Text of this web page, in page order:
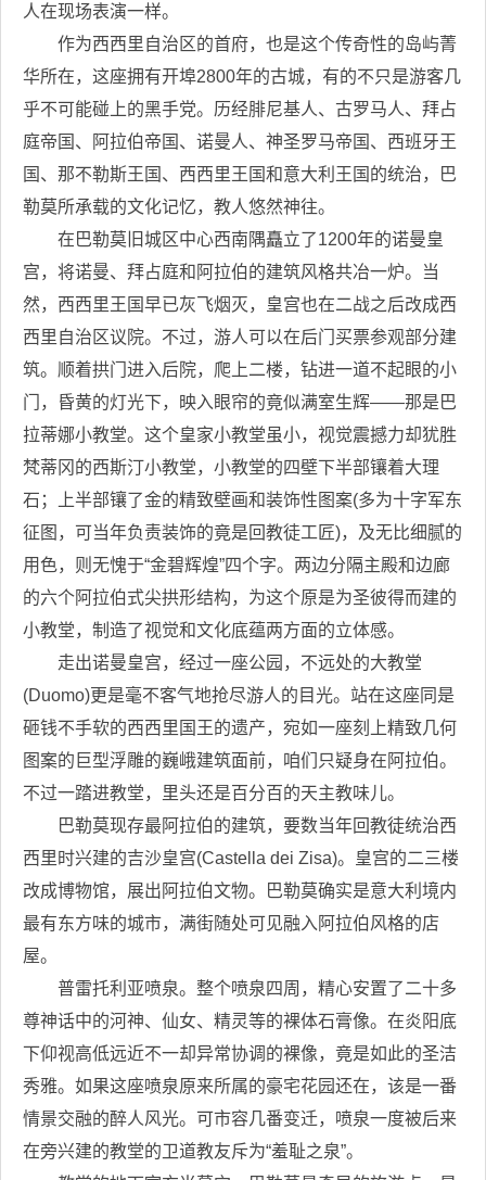
人在现场表演一样。
作为西西里自治区的首府，也是这个传奇性的岛屿菁
华所在，这座拥有开埠2800年的古城，有的不只是游客几
乎不可能碰上的黑手党。历经腓尼基人、古罗马人、拜占
庭帝国、阿拉伯帝国、诺曼人、神圣罗马帝国、西班牙王
国、那不勒斯王国、西西里王国和意大利王国的统治，巴
勒莫所承载的文化记忆，教人悠然神往。
在巴勒莫旧城区中心西南隅矗立了1200年的诺曼皇
宫，将诺曼、拜占庭和阿拉伯的建筑风格共冶一炉。当
然，西西里王国早已灰飞烟灭，皇宫也在二战之后改成西
西里自治区议院。不过，游人可以在后门买票参观部分建
筑。顺着拱门进入后院，爬上二楼，钻进一道不起眼的小
门，昏黄的灯光下，映入眼帘的竟似满室生辉——那是巴
拉蒂娜小教堂。这个皇家小教堂虽小，视觉震撼力却犹胜
梵蒂冈的西斯汀小教堂，小教堂的四壁下半部镶着大理
石；上半部镶了金的精致壁画和装饰性图案(多为十字军东
征图，可当年负责装饰的竟是回教徒工匠)，及无比细腻的
用色，则无愧于“金碧辉煌”四个字。两边分隔主殿和边廊
的六个阿拉伯式尖拱形结构，为这个原是为圣彼得而建的
小教堂，制造了视觉和文化底蕴两方面的立体感。
走出诺曼皇宫，经过一座公园，不远处的大教堂
(Duomo)更是毫不客气地抢尽游人的目光。站在这座同是
砸钱不手软的西西里国王的遗产，宛如一座刻上精致几何
图案的巨型浮雕的巍峨建筑面前，咱们只疑身在阿拉伯。
不过一踏进教堂，里头还是百分百的天主教味儿。
巴勒莫现存最阿拉伯的建筑，要数当年回教徒统治西
西里时兴建的吉沙皇宫(Castella dei Zisa)。皇宫的二三楼
改成博物馆，展出阿拉伯文物。巴勒莫确实是意大利境内
最有东方味的城市，满街随处可见融入阿拉伯风格的店
屋。
普雷托利亚喷泉。整个喷泉四周，精心安置了二十多
尊神话中的河神、仙女、精灵等的裸体石膏像。在炎阳底
下仰视高低远近不一却异常协调的裸像，竟是如此的圣洁
秀雅。如果这座喷泉原来所属的豪宅花园还在，该是一番
情景交融的醉人风光。可市容几番变迁，喷泉一度被后来
在旁兴建的教堂的卫道教友斥为“羞耻之泉”。